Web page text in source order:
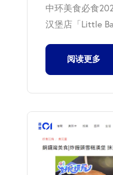
中环美食必食
汉堡店「Little
阅读更多